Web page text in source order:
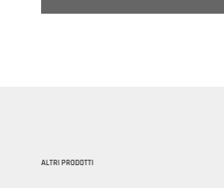
ALTRI PRODOTTI